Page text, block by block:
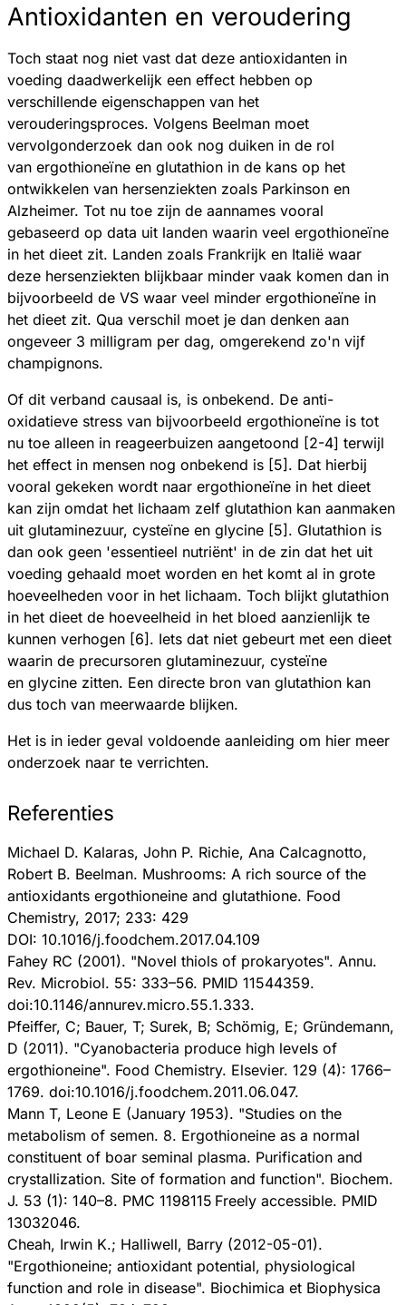
Antioxidanten en veroudering
Toch staat nog niet vast dat deze antioxidanten in
voeding daadwerkelijk een effect hebben op
verschillende eigenschappen van het
verouderingsproces. Volgens Beelman moet
vervolgonderzoek dan ook nog duiken in de rol
van ergothioneïne en glutathion in de kans op het
ontwikkelen van hersenziekten zoals Parkinson en
Alzheimer. Tot nu toe zijn de aannames vooral
gebaseerd op data uit landen waarin veel ergothioneïne
in het dieet zit. Landen zoals Frankrijk en Italië waar
deze hersenziekten blijkbaar minder vaak komen dan in
bijvoorbeeld de VS waar veel minder ergothioneïne in
het dieet zit. Qua verschil moet je dan denken aan
ongeveer 3 milligram per dag, omgerekend zo'n vijf
champignons.
Of dit verband causaal is, is onbekend. De anti-
oxidatieve stress van bijvoorbeeld ergothioneïne is tot
nu toe alleen in reageerbuizen aangetoond [2-4] terwijl
het effect in mensen nog onbekend is [5]. Dat hierbij
vooral gekeken wordt naar ergothioneïne in het dieet
kan zijn omdat het lichaam zelf glutathion kan aanmaken
uit glutaminezuur, cysteïne en glycine [5]. Glutathion is
dan ook geen 'essentieel nutriënt' in de zin dat het uit
voeding gehaald moet worden en het komt al in grote
hoeveelheden voor in het lichaam. Toch blijkt glutathion
in het dieet de hoeveelheid in het bloed aanzienlijk te
kunnen verhogen [6]. Iets dat niet gebeurt met een dieet
waarin de precursoren glutaminezuur, cysteïne
en glycine zitten. Een directe bron van glutathion kan
dus toch van meerwaarde blijken.
Het is in ieder geval voldoende aanleiding om hier meer
onderzoek naar te verrichten.
Referenties
Michael D. Kalaras, John P. Richie, Ana Calcagnotto,
Robert B. Beelman. Mushrooms: A rich source of the
antioxidants ergothioneine and glutathione. Food
Chemistry, 2017; 233: 429
DOI: 10.1016/j.foodchem.2017.04.109
Fahey RC (2001). "Novel thiols of prokaryotes". Annu.
Rev. Microbiol. 55: 333–56. PMID 11544359.
doi:10.1146/annurev.micro.55.1.333.
Pfeiffer, C; Bauer, T; Surek, B; Schömig, E; Gründemann,
D (2011). "Cyanobacteria produce high levels of
ergothioneine". Food Chemistry. Elsevier. 129 (4): 1766–
1769. doi:10.1016/j.foodchem.2011.06.047.
Mann T, Leone E (January 1953). "Studies on the
metabolism of semen. 8. Ergothioneine as a normal
constituent of boar seminal plasma. Purification and
crystallization. Site of formation and function". Biochem.
J. 53 (1): 140–8. PMC 1198115 Freely accessible. PMID
13032046.
Cheah, Irwin K.; Halliwell, Barry (2012-05-01).
"Ergothioneine; antioxidant potential, physiological
function and role in disease". Biochimica et Biophysica